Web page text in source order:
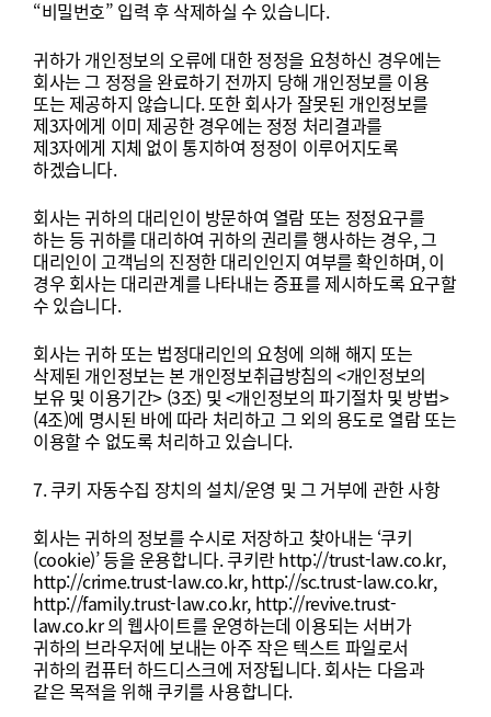
“비밀번호” 입력 후 삭제하실 수 있습니다.
귀하가개인정보의 오류에 대한 정정을 요청하신 경우에는
회사는그 정정을 완료하기 전까지 당해 개인정보를 이용
또는제공하지 않습니다.또한 회사가 잘못된 개인정보를
제3자에게 이미 제공한 경우에는 정정 처리결과를
제3자에게 지체 없이 통지하여 정정이 이루어지도록
하겠습니다.
회사는귀하의 대리인이 방문하여 열람또는 정정요구를
하는등귀하를 대리하여 귀하의 권리를행사하는 경우,그
대리인이 고객님의 진정한 대리인인지 여부를확인하며,이
경우 회사는 대리관계를 나타내는증표를제시하도록요구할
수 있습니다.
회사는귀하또는 법정대리인의 요청에 의해 해지 또는
삭제된 개인정보는본 개인정보취급방침의 <개인정보의
보유 및 이용기간> (3조) 및 <개인정보의 파기절차및 방법>
(4조)에 명시된 바에 따라 처리하고 그 외의 용도로 열람또는
이용할수 없도록 처리하고 있습니다.
7.쿠키 자동수집 장치의 설치/운영 및 그 거부에 관한사항
회사는귀하의 정보를수시로 저장하고 찾아내는 ‘쿠키
(cookie)’등을운용합니다.쿠키란http://trust-law.co.kr,
http://crime.trust-law.co.kr,http://sc.trust-law.co.kr,
http://family.trust-law.co.kr, http://revive.trust-
law.co.kr의 웹사이트를운영하는데 이용되는 서버가
귀하의 브라우저에 보내는 아주 작은 텍스트 파일로서
귀하의 컴퓨터 하드디스크에 저장됩니다.회사는 다음과
같은목적을위해 쿠키를사용합니다.